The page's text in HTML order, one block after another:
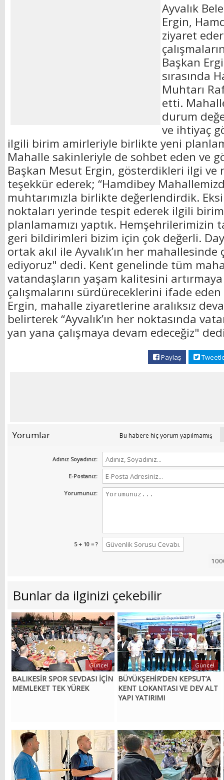
Ayvalık
Ergin,
ziyaret
Başkan
sırasında
Muhtarı
etti.
durum
ve ihtiyaç
ilgili birim amirleriyle birlikte yeni
Mahalle sakinleriyle de sohbet eden ve
Başkan Mesut Ergin, gösterdikleri ilgi ve
teşekkür ederek; “Hamdibey
muhtarımızla birlikte değerlendirdik.
noktaları yerinde tespit ederek ilgili
planlamamızı yaptık. Hemşehrilerimizin
geri bildirimleri bizim için çok değerli.
ortak akıl ile Ayvalık’ın her mahallesinde
ediyoruz" dedi. Kent genelinde tüm
vatandaşların yaşam kalitesini
çalışmalarını sürdüreceklerini ifade
Ergin, mahalle ziyaretlerine aralıksız
belirterek “Ayvalık’ın her noktasında
yan yana çalışmaya devam edeceğiz"
Paylaş
Yorumlar Bu habere hiç yorum yapılmamış
Adınız Soyadınız:
E-Postanız:
Yorumunuz:
5 + 10 = ?
Bunlar da ilginizi çekebilir
BALIKESİR SPOR SEVDASI İÇİN
MEMLEKET TEK YÜREK
Güncel
BÜYÜKŞEHİR’DEN KEPSUT’A
KENT LOKANTASI VE DEV ALT
YAPI YATIRIMI
Güncel